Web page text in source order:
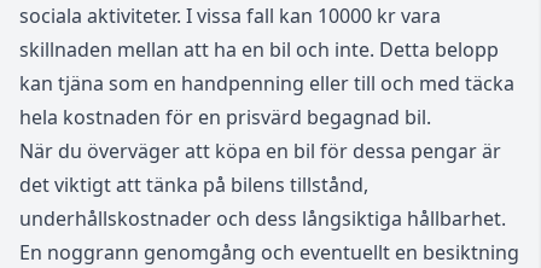
sociala aktiviteter. I vissa fall kan 10000 kr vara
skillnaden mellan att ha en bil och inte. Detta belopp
kan tjäna som en handpenning eller till och med täcka
hela kostnaden för en prisvärd begagnad bil.
När du överväger att köpa en bil för dessa pengar är
det viktigt att tänka på bilens tillstånd,
underhållskostnader och dess långsiktiga hållbarhet.
En noggrann genomgång och eventuellt en besiktning